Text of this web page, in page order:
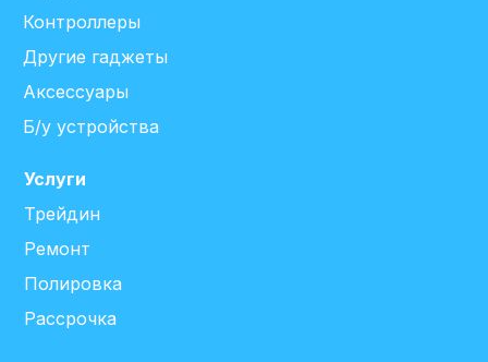
Услуги
Трейдин
Ремонт
Полировка
Рассрочка
Контроллеры
Другие гаджеты
Аксессуары
Б/у устройства